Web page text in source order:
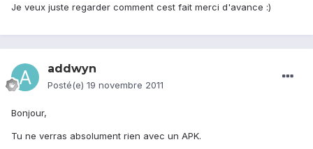
Je veux juste regarder comment cest fait merci d'avance :)
addwyn
Posté(e) 19 novembre 2011
Bonjour,
Tu ne verras absolument rien avec un APK.